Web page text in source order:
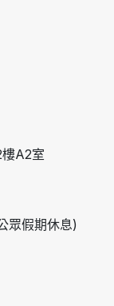
A2室
眾假期休息)